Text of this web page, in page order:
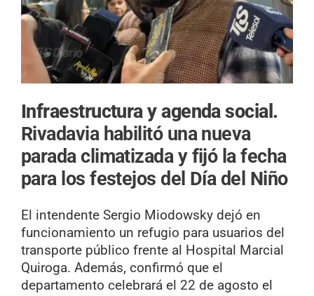
Infraestructura y agenda social.
Rivadavia habilitó una nueva
parada climatizada y fijó la fecha
para los festejos del Día del Niño
El intendente Sergio Miodowsky dejó en
funcionamiento un refugio para usuarios del
transporte público frente al Hospital Marcial
Quiroga. Además, confirmó que el
departamento celebrará el 22 de agosto el